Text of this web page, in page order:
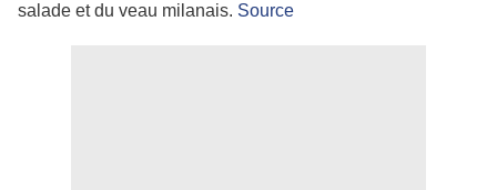
salade et du veau milanais. Source